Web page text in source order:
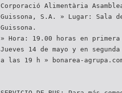
Corporació Alimentària
Guissona, S.A. » Lugar: Sala
Guissona.
» Hora: 19.00 horas en
Jueves 14 de mayo y en
a las 19 h » bonarea-